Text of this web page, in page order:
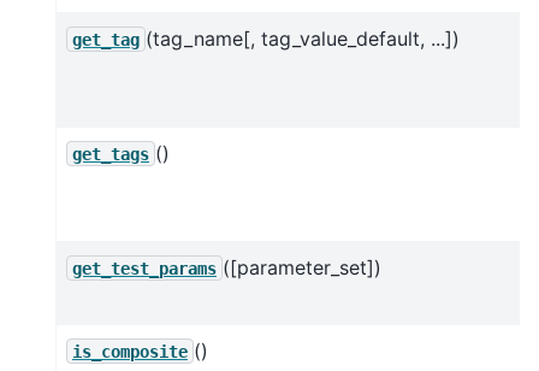
get_tag (tag_name[, tag_value_default, ...])
get_tags ()
get_test_params ([parameter_set])
is_composite ()